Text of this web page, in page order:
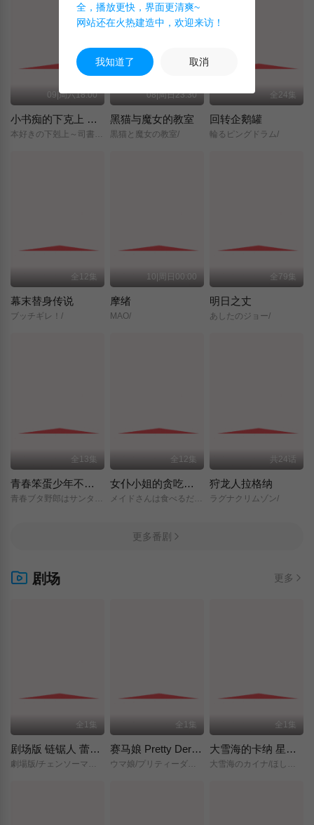
09|周六18:00
小书痴的下克上 〜为了成为图书管理员而不择手段〜 领主的养女
本好きの下剋上～司書になるためには手段を選んでいられません～/領主の養女/
08|周日23:30
黑猫与魔女的教室
黒猫と魔女の教室/
全24集
回转企鹅罐
輪るピングドラム/
全12集
幕末替身传说
ブッチギレ！/
10|周日00:00
摩绪
MAO/
全79集
明日之丈
あしたのジョー/
全13集
青春笨蛋少年不做圣诞服女郎的梦
全12集
女仆小姐的贪吃日常
メイドさんは食べるだけ/
共24话
狩龙人拉格纳
ラグナクリムゾン/
更多番剧
剧场 更多
全1集
剧场版 链锯人 蕾塞篇(正式版)
全1集
赛马娘 Pretty Derby 新时代之门
全1集
大雪海的卡纳 星之贤者
全，播放更快，界面更清爽~
网站还在火热建造中，欢迎来访！
我知道了 取消